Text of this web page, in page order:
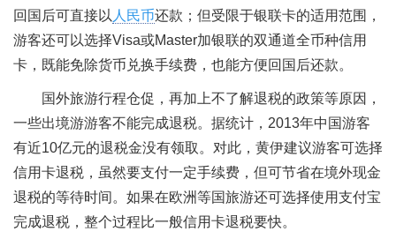
回国后可直接以 人民币还款；但受限于银联卡的适用范围，
游客还可以选择Visa或Master加银联的双通道全币种信用
卡，既能免除货币兑换手续费，也能方便回国后还款。
国外旅游行程仓促，再加上不了解退税的政策等原因，
一些出境游游客不能完成退税。据统计，2013年中国游客
有近10亿元的退税金没有领取。对此，黄伊建议游客可选择
信用卡退税，虽然要支付一定手续费，但可节省在境外现金
退税的等待时间。如果在欧洲等国旅游还可选择使用支付宝
完成退税，整个过程比一般信用卡退税要快。